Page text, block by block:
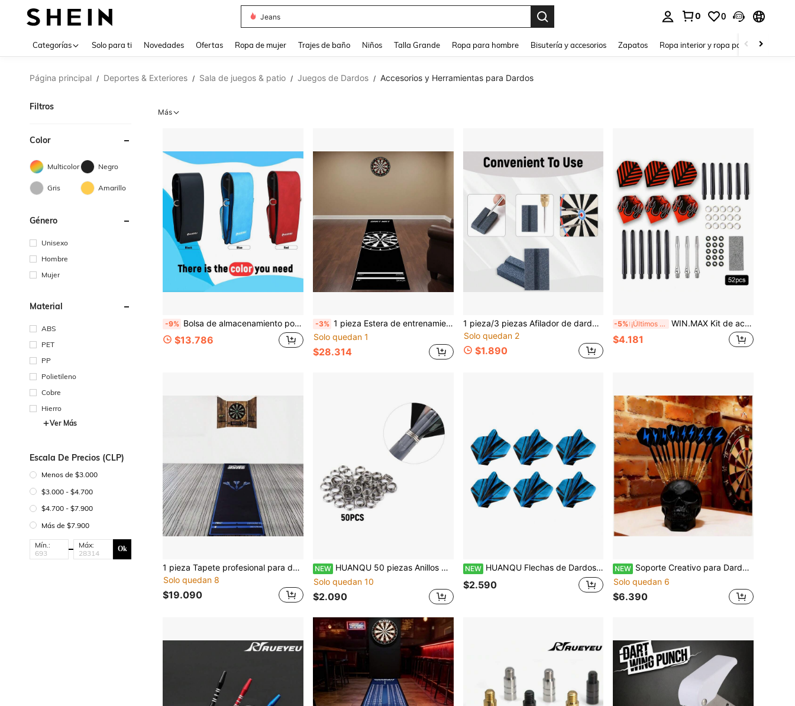
Dazy
0 0
Categorías Solo para ti Novedades Ofertas Ropa de mujer Trajes de baño Niños Talla Grande Ropa para hombre Bisutería y accesorios Zapatos Ropa interior y ropa para dormir
Página principal / Deportes & Exteriores / Sala de juegos & patio / Juegos de Dardos / Accesorios y Herramientas para Dardos
Filtros
Color
Multicolor Negro
Gris Amarillo
Género
Unisexo
Hombre
Mujer
Material
ABS
PET
PP
Polietileno
Cobre
Hierro
Ver Más
Escala De Precios (CLP)
Menos de $3.000
$3.000 - $4.700
$4.700 - $7.900
Más de $7.900
Mín.: Máx: Ok
Más
-9% Bolsa de almacenamiento portátil y multifuncional para dardos de HUANQU, disponible en negro, azul y rojo, minimalista y de moda con una gran practicidad. El diseño de cierre con cremallera puede almacenar dardos, tapones para los oídos y otros accesorios pequeños, de manera ordenada y práctica, conveniente para llevar, adecuado para uso diario y viajes al aire libre. Es tanto un organizador deportivo práctico como un regalo pensado para los entusiastas de los dardos, se puede regalar en el Día de San Valentín, Pascua, Ramadán, Día del Padre, cumpleaños, etc.
$13.786
-3% 1 pieza Estera de entrenamiento de dardos, ¡Socio de entrenamiento de precisión para jugadores profesionales de dardos! Distancias de lanzamiento de dardos estándar internacionales marcadas con precisión de 7'9¼", 8'0", junto con un patrón de diana, le ayuda a calibrar rápidamente la postura y desarrollar una postura de lanzamiento estándar, herramienta de entrenamiento esencial para principiantes y jugadores avanzados. ¡Despídase de los daños en el piso y el posicionamiento caótico, esta alfombra de dardos redefine la experiencia de entrenamiento en el hogar! Absorbe fuertemente el impacto de los dardos, protege eficazmente los pisos de rasguños y colisiones.
Solo quedan 1
$28.314
1 pieza/3 piezas Afilador de dardos con ranura en V, mini piedra de afilar en forma de V para mantener la punta y la estabilidad del vuelo de los dardos, lo que permite a los jugadores alcanzar sus objetivos de manera talla grande efectiva. Accesorios de dardos
Solo quedan 2
$1.890
-5% ¡Últimos 3 días WIN.MAX Kit de accesorios para dardos de 52 piezas/set, incluye colas de dardos, ejes de dardos, ejes de aluminio, anillos de resorte, anillos de goma, piedra de afilar, apto para dardos de punta blanda y punta dura
$4.181
1 pieza Tapete profesional para dardos con línea de oche, protector de piso resistente al desgaste y antideslizante para puntas de acero y puntas blandas, para sala de juegos en casa, bar, club y competición
Solo quedan 8
$19.090
NEW HUANQU 50 piezas Anillos de bloqueo de resorte de metal duraderos para dardos, Anillos retenedores universales para proteger el eje del dardo, Accesorios decorativos de repuesto para la cola del dardo
Solo quedan 10
$2.090
NEW HUANQU Flechas de Dardos Láser Estándar, Material PET Duradero, 5 Colores Disponibles (Rojo/Azul/Verde/Plata/Naranja) - Accesorios y Equipo Perfecto para Juegos de Dardos, Adecuado para Dardos de Punta de Acero y Dardos de Punta Blanda, Opción de Regalo para Navidad/Día de San Valentín/Día del Padre/Cumpleaños
$2.590
NEW Soporte Creativo para Dardos con Forma de Calavera, Soporte Único para Almacenamiento de Dardos, Organizador de Accesorios de Juegos de Mesa de Estilo Divertido, Capacidad para 21 Dardos, Adecuado para la Cueva de Hombres, Oficina en Casa, Suministros de Dardos
Solo quedan 6
$6.390